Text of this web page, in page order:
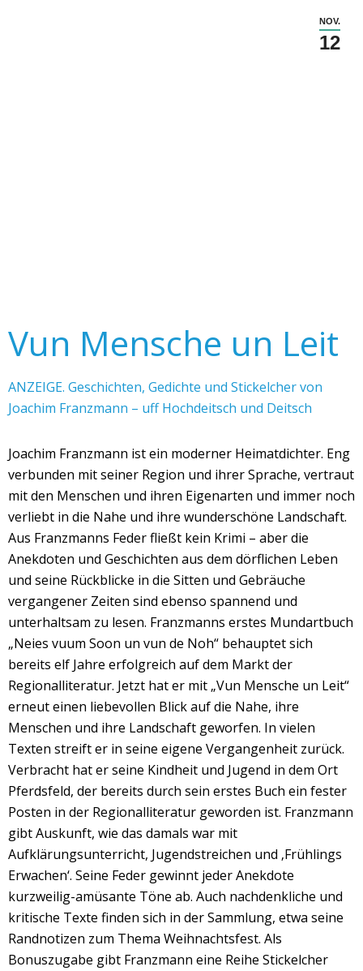
NOV.
12
Vun Mensche un Leit
ANZEIGE. Geschichten, Gedichte und Stickelcher von
Joachim Franzmann – uff Hochdeitsch und Deitsch
Joachim Franzmann ist ein moderner Heimatdichter. Eng
verbunden mit seiner Region und ihrer Sprache, vertraut
mit den Menschen und ihren Eigenarten und immer noch
verliebt in die Nahe und ihre wunderschöne Landschaft.
Aus Franzmanns Feder fließt kein Krimi – aber die
Anekdoten und Geschichten aus dem dörflichen Leben
und seine Rückblicke in die Sitten und Gebräuche
vergangener Zeiten sind ebenso spannend und
unterhaltsam zu lesen. Franzmanns erstes Mundartbuch
„Neies vuum Soon un vun de Noh“ behauptet sich
bereits elf Jahre erfolgreich auf dem Markt der
Regionalliteratur. Jetzt hat er mit „Vun Mensche un Leit“
erneut einen liebevollen Blick auf die Nahe, ihre
Menschen und ihre Landschaft geworfen. In vielen
Texten streift er in seine eigene Vergangenheit zurück.
Verbracht hat er seine Kindheit und Jugend in dem Ort
Pferdsfeld, der bereits durch sein erstes Buch ein fester
Posten in der Regionalliteratur geworden ist. Franzmann
gibt Auskunft, wie das damals war mit
Aufklärungsunterricht, Jugendstreichen und ‚Frühlings
Erwachen‘. Seine Feder gewinnt jeder Anekdote
kurzweilig-amüsante Töne ab. Auch nachdenkliche und
kritische Texte finden sich in der Sammlung, etwa seine
Randnotizen zum Thema Weihnachtsfest. Als
Bonuszugabe gibt Franzmann eine Reihe Stickelcher